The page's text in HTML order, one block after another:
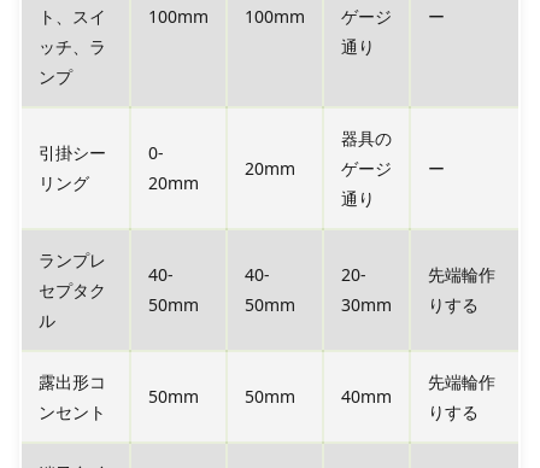
ト、スイ
ッチ、ラ
ンプ
100mm 100mm
ゲージ
通り
ー
引掛シー
リング
0-
20mm
20mm
器具の
ゲージ
通り
ー
ランプレ
セプタク
ル
40-
50mm
40-
50mm
20-
30mm
先端輪作
りする
露出形コ
ンセント
50mm 50mm 40mm
先端輪作
りする